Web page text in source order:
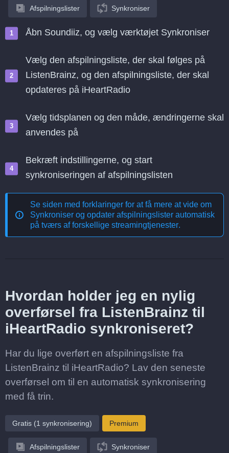
Afspilningslister Synkroniser
Åbn Soundiiz, og vælg værktøjet Synkroniser
Vælg den afspilningsliste, der skal følges på
ListenBrainz, og den afspilningsliste, der skal
opdateres på iHeartRadio
Vælg tidsplanen og den måde, ændringerne skal
anvendes på
Bekræft indstillingerne, og start
synkroniseringen af afspilningslisten
Se siden med forklaringer for at få mere at vide om
Synkroniser og opdater afspilningslister automatisk
på tværs af forskellige streamingtjenester.
Hvordan holder jeg en nylig
overførsel fra ListenBrainz til
iHeartRadio synkroniseret?
Har du lige overført en afspilningsliste fra
ListenBrainz til iHeartRadio? Lav den seneste
overførsel om til en automatisk synkronisering
med få trin.
Gratis (1 synkronisering) Premium
Afspilningslister Synkroniser